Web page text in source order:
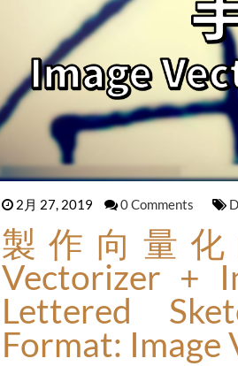
2月 27, 2019 0 Comments
製作向量化
Vectorizer +
Lettered
Format: Image